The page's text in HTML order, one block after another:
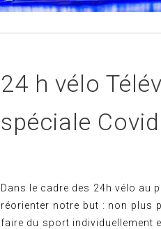
24 h vélo
spéciale
Dans le cadre des 24h vélo au
réorienter notre but : non plus
faire du sport individuellement